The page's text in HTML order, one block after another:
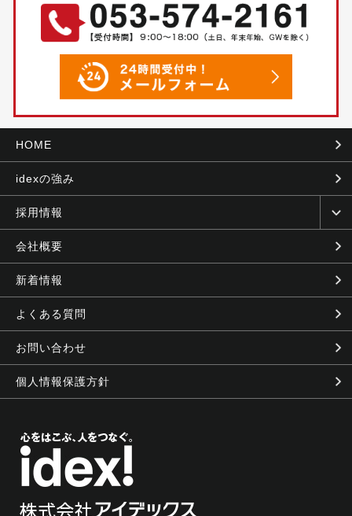
HOME
idexの強み
採用情報
会社概要
新着情報
よくある質問
お問い合わせ
個人情報保護方針